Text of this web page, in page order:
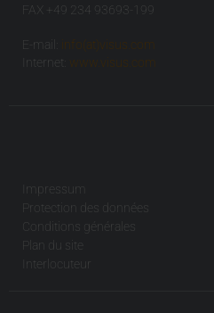
FAX +49 234 93693-199
E-mail:
info(at)visus.com
Internet:
www.visus.com
Impressum
Protection des données
Conditions générales
Plan du site
Interlocuteur